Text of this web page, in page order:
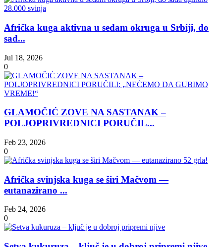
Afrička kuga aktivna u sedam okruga u Srbiji, do
sad...
Jul 18, 2026
0
GLAMOČIĆ ZOVE NA SASTANAK –
POLJOPRIVREDNICI PORUČIL...
Feb 23, 2026
0
Afrička svinjska kuga se širi Mačvom —
eutanazirano ...
Feb 24, 2026
0